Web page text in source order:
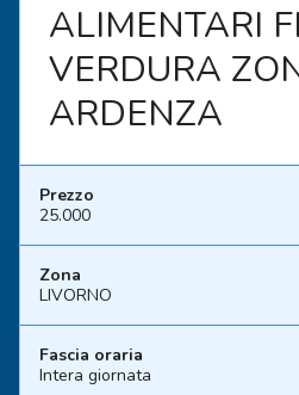
ALIMENTARI
VERDURA
ARDENZA
Prezzo
25.000
Zona
LIVORNO
Fascia oraria
Intera giornata